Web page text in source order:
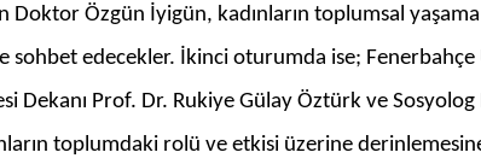
Doktor Özgün İyigün, kadınların toplumsal yaşama
sohbet edecekler. İkinci oturumda ise;
Dekanı Prof. Dr. Rukiye Gülay Öztürk ve
toplumdaki rolü ve etkisi üzerine